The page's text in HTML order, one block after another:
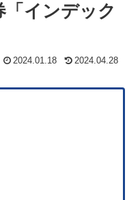
インデック
2024.01.18 2024.04.28